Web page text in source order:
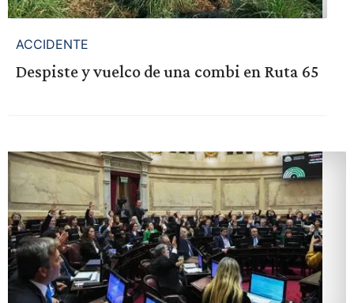
ACCIDENTE
Despiste y vuelco de una combi en Ruta 65